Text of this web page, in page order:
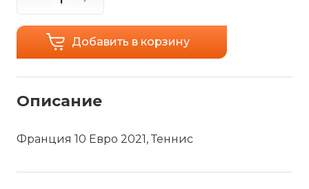
Добавить в корзину
Описание
Франция 10 Евро 2021, Теннис